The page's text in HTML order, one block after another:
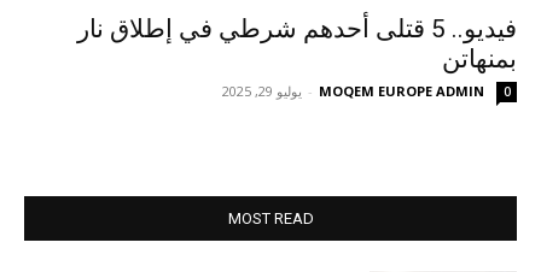
فيديو.. 5 قتلى أحدهم شرطي في إطلاق نار
بمنهاتن
MOQEM EUROPE ADMIN
- يوليو 29, 2025 0
MOST READ